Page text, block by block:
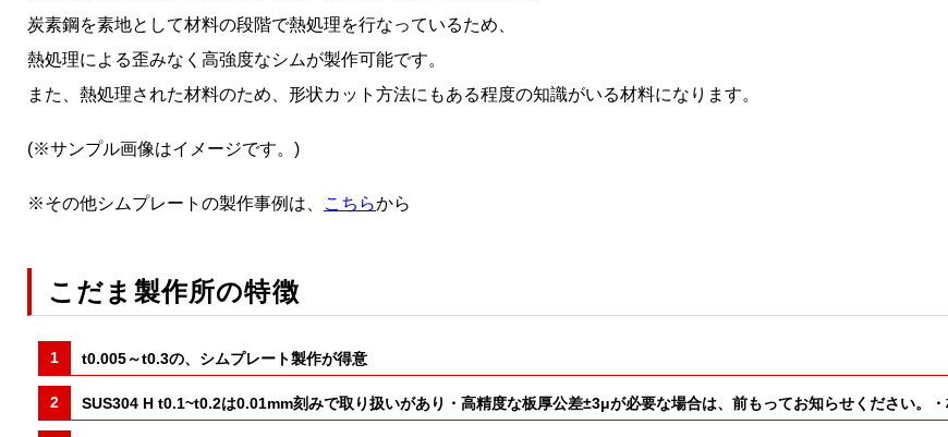
炭素鋼を素地として材料の段階で熱処理を行なっているため、
熱処理による歪みなく高強度なシムが製作可能です。
また、熱処理された材料のため、形状カット方法にもある程度の知識がいる材料になります。
(※サンプル画像はイメージです。)
※その他シムプレートの製作事例は、 こちらから
こだま製作所の特徴
t0.005～t0.3の、シムプレート製作が得意
SUS304 H t0.1~t0.2は0.01mm刻みで取り扱いがあり・高精度な板厚公差±3μが必要な場合は、前もってお知らせください。・